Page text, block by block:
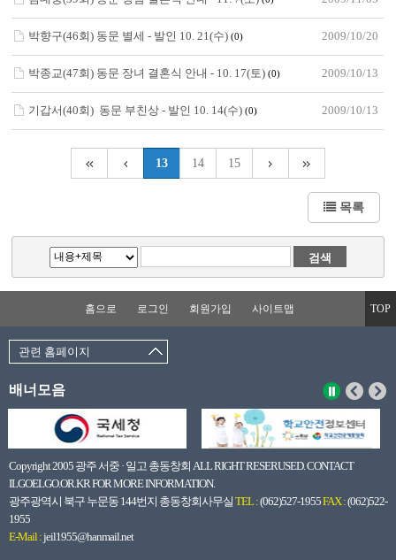
박향구(46회) 동문 별세 - 발인 10. 21(수)(0) 2009/10/20
박종교(47회) 동문 장녀 결혼식 안내 - 10. 17(토)(0) 2009/10/13
기갑서(40회) 동문 부친상 - 발인 10. 14(수)(0) 2009/10/13
13 14 15
목록
홈으로 로그인 회원가입 사이트맵 TOP
관련 홈페이지
배너모음
Copyright 2005 광주 서중 · 일고 총동창회 ALL RIGHT RESERUSED. CONTACT
ILGOELGO.OR.KR FOR MORE INFORMATION.
광주광역시 북구 누문동 144번지 총동창회사무실 TEL :(062)527-1955FAX :(062)522-
1955
E-Mail :jeil1955@hanmail.net